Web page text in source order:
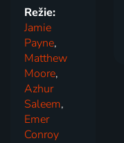
Režie:
Jamie
Payne,
Matthew
Moore,
Azhur
Saleem,
Emer
Conroy